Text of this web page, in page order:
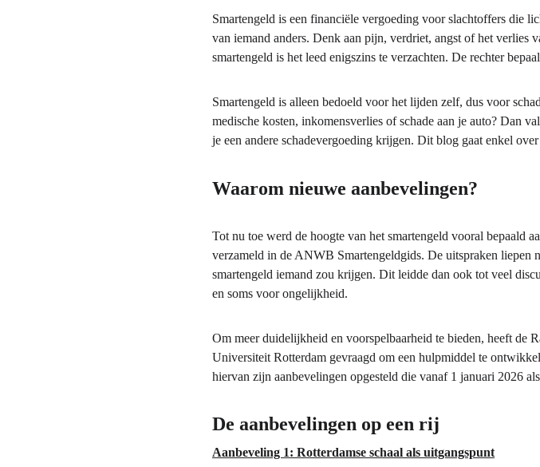
Smartengeld is een financiële vergoeding voor slachtoffers die
van iemand anders. Denk aan pijn, verdriet, angst of het verlies
smartengeld is het leed enigszins te verzachten. De rechter
Smartengeld is alleen bedoeld voor het lijden zelf, dus voor
medische kosten, inkomensverlies of schade aan je auto? Dan
je een andere schadevergoeding krijgen. Dit blog gaat enkel
Waarom nieuwe aanbevelingen?
Tot nu toe werd de hoogte van het smartengeld vooral bepaald
verzameld in de ANWB Smartengeldgids. De uitspraken liepen
smartengeld iemand zou krijgen. Dit leidde dan ook tot veel
en soms voor ongelijkheid.
Om meer duidelijkheid en voorspelbaarheid te bieden, heeft de
Universiteit Rotterdam gevraagd om een hulpmiddel te
hiervan zijn aanbevelingen opgesteld die vanaf 1 januari 2026
De aanbevelingen op een rij
Aanbeveling 1: Rotterdamse schaal als uitgangspunt